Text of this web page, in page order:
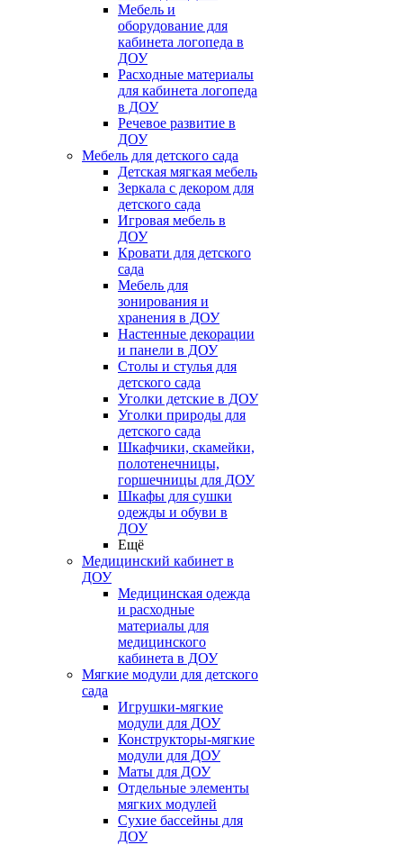
Мебель и
оборудование для
кабинета логопеда в
ДОУ
Расходные материалы
для кабинета логопеда
в ДОУ
Речевое развитие в
ДОУ
Мебель для детского сада
Детская мягкая мебель
Зеркала с декором для
детского сада
Игровая мебель в
ДОУ
Кровати для детского
сада
Мебель для
зонирования и
хранения в ДОУ
Настенные декорации
и панели в ДОУ
Столы и стулья для
детского сада
Уголки детские в ДОУ
Уголки природы для
детского сада
Шкафчики, скамейки,
полотенечницы,
горшечницы для ДОУ
Шкафы для сушки
одежды и обуви в
ДОУ
Ещё
Медицинский кабинет в
ДОУ
Медицинская одежда
и расходные
материалы для
медицинского
кабинета в ДОУ
Мягкие модули для детского
сада
Игрушки-мягкие
модули для ДОУ
Конструкторы-мягкие
модули для ДОУ
Маты для ДОУ
Отдельные элементы
мягких модулей
Сухие бассейны для
ДОУ